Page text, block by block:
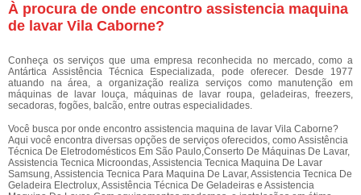
À procura de onde encontro assistencia maquina
de lavar Vila Caborne?
Conheça os serviços que uma empresa reconhecida no mercado, como a
Antártica Assistência Técnica Especializada, pode oferecer. Desde 1977
atuando na área, a organização realiza serviços como manutenção em
máquinas de lavar louça, máquinas de lavar roupa, geladeiras, freezers,
secadoras, fogões, balcão, entre outras especialidades.
Você busca por onde encontro assistencia maquina de lavar Vila Caborne?
Aqui você encontra diversas opções de serviços oferecidos, como Assistência
Técnica De Eletrodomésticos Em São Paulo,Conserto De Máquinas De Lavar,
Assistencia Tecnica Microondas, Assistencia Tecnica Maquina De Lavar
Samsung, Assistencia Tecnica Para Maquina De Lavar, Assistencia Tecnica De
Geladeira Electrolux, Assistência Técnica De Geladeiras e Assistencia